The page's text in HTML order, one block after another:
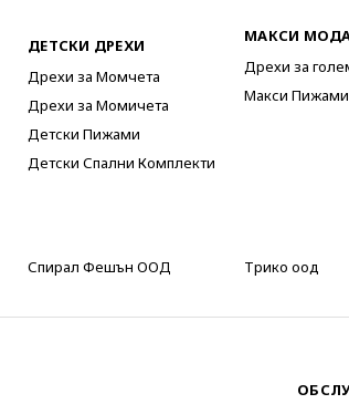
ДЕТСКИ ДРЕХИ
Дрехи за Момчета
Дрехи за Момичета
Детски Пижами
Детски Спални Комплекти
МАКСИ
Дрехи за
Макси
Спирал Фешън ООД Трико оод